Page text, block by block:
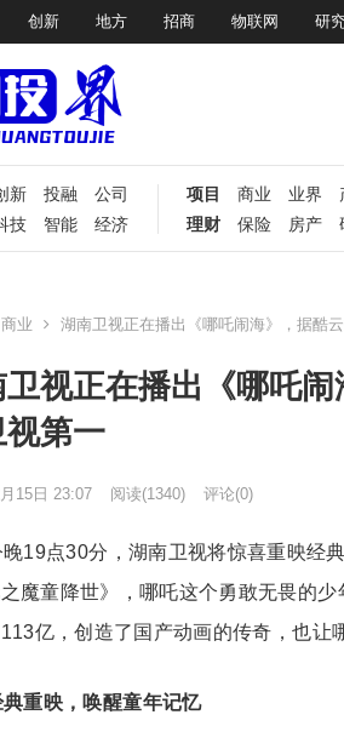
创新 地方 招商 物联网 研
新 投融
公司
技 智能 经济
项目 商业 业界
理财
保险 房产
商业 湖南卫视正在播出《哪吒闹海》，据酷
视正在播出《哪吒
第一
15日 23:07 阅读(1340) 评论(0)
晚19点30分，湖南卫视将惊喜重映经
之魔童降世》，哪吒这个勇敢无畏的
亿，创造了国产动画的传奇，也让
典重映，唤醒童年记忆